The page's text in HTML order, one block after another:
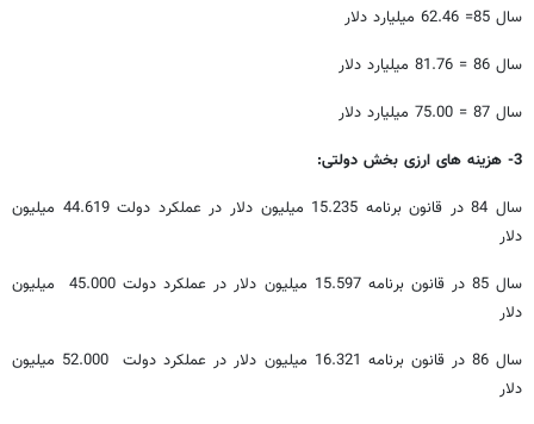
سال 85= 62.46 میلیارد دلار
سال 86 = 81.76 میلیارد دلار
سال 87 = 75.00 میلیارد دلار
3- هزینه های ارزی بخش دولتی:
سال 84 در قانون برنامه 15.235 میلیون دلار در عملکرد دولت 44.619 میلیون
دلار
سال 85 در قانون برنامه 15.597 میلیون دلار در عملکرد دولت 45.000 میلیون
دلار
سال 86 در قانون برنامه 16.321 میلیون دلار در عملکرد دولت 52.000 میلیون
دلار